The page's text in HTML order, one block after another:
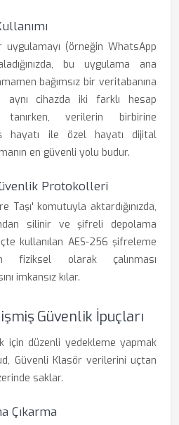
uygulamayı (örneğin WhatsApp
bu uygulama ana
bağımsız bir veritabanına
cihazda iki farklı hesap
tanırken, verilerin birbirine
İş hayatı ile özel hayatı dijital
en güvenli yolu budur.
Protokolleri
Taşı' komutuyla aktardığınızda,
silinir ve şifreli depolama
kullanılan AES-256 şifreleme
fiziksel olarak çalınması
imkansız kılar.
Güvenlik İpuçları
için düzenli yedekleme yapmak
Güvenli Klasör verilerini uçtan
saklar.
Çıkarma